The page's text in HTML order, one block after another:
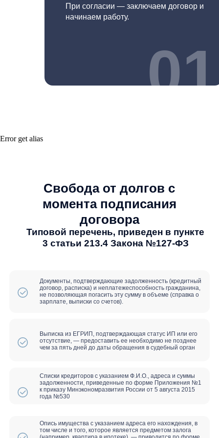
01
При согласии — заключаем договор и
начинаем работу.
Error get alias
Копия СНИЛС и сведения о состоянии индивидуального
Плюсы:
Списание всех займов, кредитов, в
том числе долгов по налогам
Отзыв всех исполнительных
листов, прекращаются взыскания,
Иммунитет от взыскания на
единственное жилье и долю
супруга
Вы сможете зарегистрироваться в